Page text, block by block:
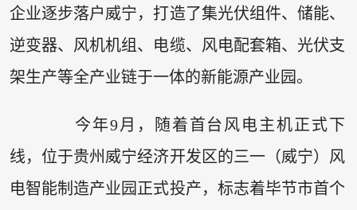
企业逐步落户威宁，打造了集光伏组件、储能、
逆变器、风机机组、电缆、风电配套箱、光伏支
架生产等全产业链于一体的新能源产业园。
今年9月，随着首台风电主机正式下
线，位于贵州威宁经济开发区的三一（威宁）风
电智能制造产业园正式投产，标志着毕节市首个